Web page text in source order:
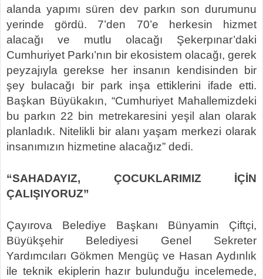
alanda yapımı süren dev parkın son durumunu
yerinde gördü. 7’den 70’e herkesin hizmet
alacağı ve mutlu olacağı Şekerpınar’daki
Cumhuriyet Parkı’nın bir ekosistem olacağı, gerek
peyzajıyla gerekse her insanın kendisinden bir
şey bulacağı bir park inşa ettiklerini ifade etti.
Başkan Büyükakın, “Cumhuriyet Mahallemizdeki
bu parkın 22 bin metrekaresini yeşil alan olarak
planladık. Nitelikli bir alanı yaşam merkezi olarak
insanımızın hizmetine alacağız” dedi.
“SAHADAYIZ, ÇOCUKLARIMIZ İÇİN
ÇALIŞIYORUZ”
Çayırova Belediye Başkanı Bünyamin Çiftçi,
Büyükşehir Belediyesi Genel Sekreter
Yardımcıları Gökmen Mengüç ve Hasan Aydınlık
ile teknik ekiplerin hazır bulunduğu incelemede,